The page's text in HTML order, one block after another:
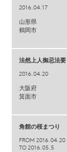
2016.04.17
山形県
鶴岡市
法然上人御忌法要
2016.04.20
大阪府
箕面市
角館の桜まつり
FROM 2016.04.20
TO 2016.05.5